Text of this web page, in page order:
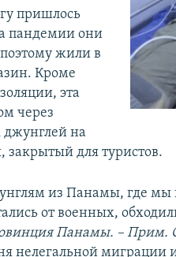
пришлось
пандемии они
жили в
Кроме
эта
через
джунглей на
для туристов.
из Панамы, где мы
от военных,
Панамы. – Прим.
нелегальной миграции